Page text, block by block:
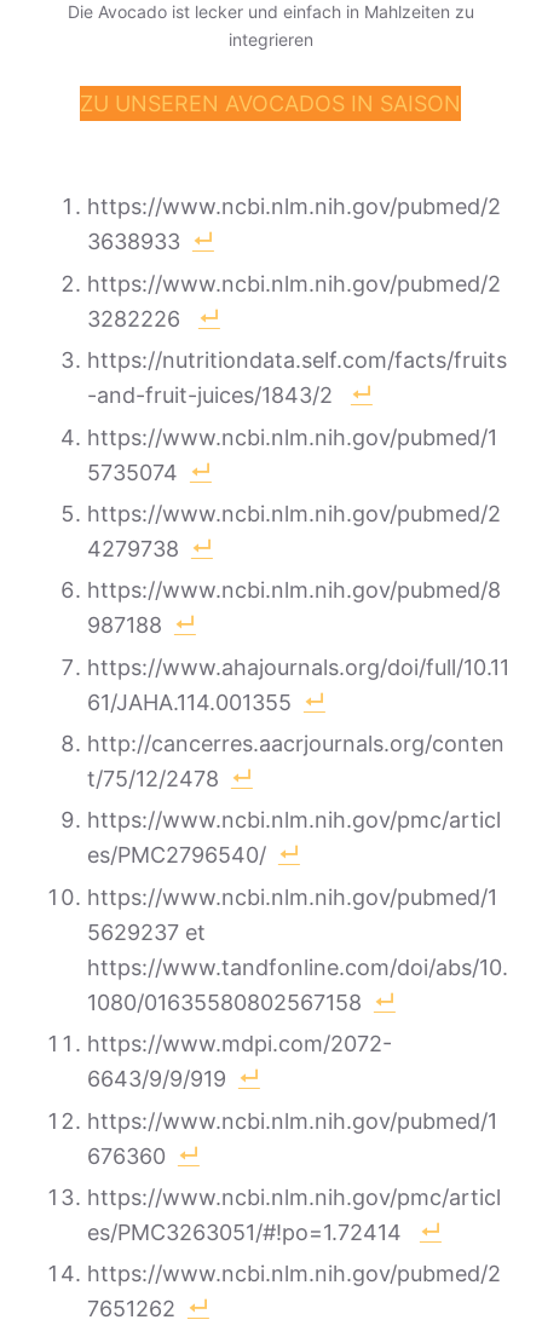
Die Avocado ist lecker und einfach in Mahlzeiten zu
integrieren
ZU UNSEREN AVOCADOS IN SAISON
https://www.ncbi.nlm.nih.gov/pubmed/2
3638933
https://www.ncbi.nlm.nih.gov/pubmed/2
3282226
https://nutritiondata.self.com/facts/fruits
-and-fruit-juices/1843/2
https://www.ncbi.nlm.nih.gov/pubmed/1
5735074
https://www.ncbi.nlm.nih.gov/pubmed/2
4279738
https://www.ncbi.nlm.nih.gov/pubmed/8
987188
https://www.ahajournals.org/doi/full/10.11
61/JAHA.114.001355
http://cancerres.aacrjournals.org/conten
t/75/12/2478
https://www.ncbi.nlm.nih.gov/pmc/articl
es/PMC2796540/
https://www.ncbi.nlm.nih.gov/pubmed/1
5629237 et
https://www.tandfonline.com/doi/abs/10.
1080/01635580802567158
https://www.mdpi.com/2072-
6643/9/9/919
https://www.ncbi.nlm.nih.gov/pubmed/1
676360
https://www.ncbi.nlm.nih.gov/pmc/articl
es/PMC3263051/#!po=1.72414
https://www.ncbi.nlm.nih.gov/pubmed/2
7651262